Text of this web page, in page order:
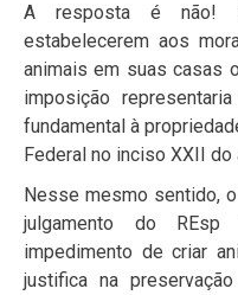
A resposta é não!
estabelecerem aos
animais em suas casas
imposição
fundamental à
Federal no inciso XXII do
Nesse mesmo sentido,
julgamento do REsp
impedimento de criar
justifica na